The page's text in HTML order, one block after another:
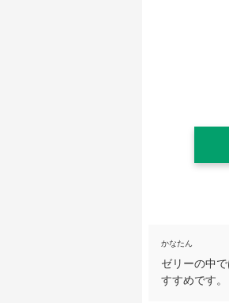
かなたん
ゼリーの中
すすめです。